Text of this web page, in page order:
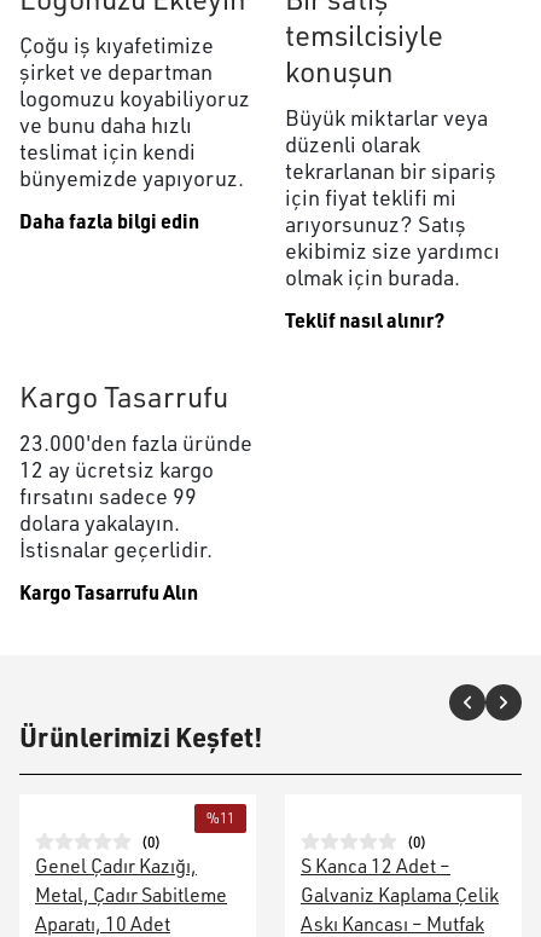
Çoğu iş kıyafetimize
şirket ve departman
logomuzu koyabiliyoruz
ve bunu daha hızlı
teslimat için kendi
bünyemizde yapıyoruz.
Daha fazla bilgi edin
temsilcisiyle
konuşun
Büyük miktarlar veya
düzenli olarak
tekrarlanan bir sipariş
için fiyat teklifi mi
arıyorsunuz? Satış
ekibimiz size yardımcı
olmak için burada.
Teklif nasıl alınır?
Kargo Tasarrufu
23.000'den fazla üründe
12 ay ücretsiz kargo
fırsatını sadece 99
dolara yakalayın.
İstisnalar geçerlidir.
Kargo Tasarrufu Alın
Ürünlerimizi Keşfet!
%11
(0)
Genel Çadır Kazığı,
Metal, Çadır Sabitleme
Aparatı, 10 Adet
(0)
S Kanca 12 Adet –
Galvaniz Kaplama Çelik
Askı Kancası – Mutfak